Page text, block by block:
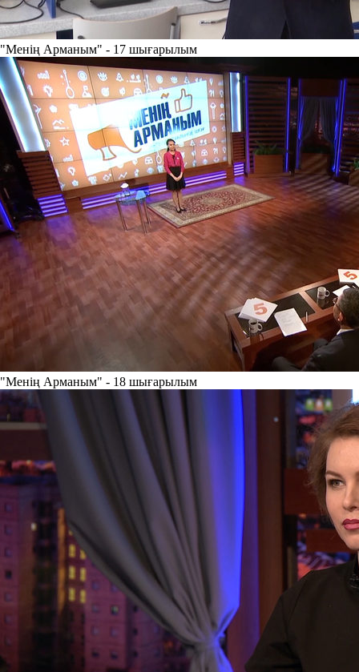
"Менің Арманым" - 17 шығарылым
"Менің Арманым" - 18 шығарылым